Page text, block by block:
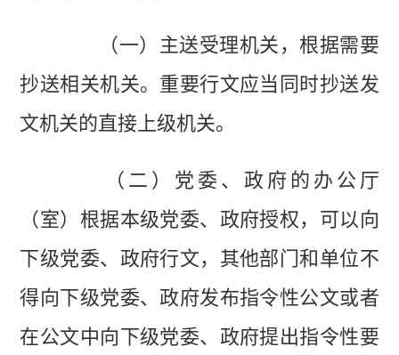
（一）主送受理机关，根据需要
抄送相关机关。重要行文应当同时抄送发
文机关的直接上级机关。
（二）党委、政府的办公厅
（室）根据本级党委、政府授权，可以向
下级党委、政府行文，其他部门和单位不
得向下级党委、政府发布指令性公文或者
在公文中向下级党委、政府提出指令性要